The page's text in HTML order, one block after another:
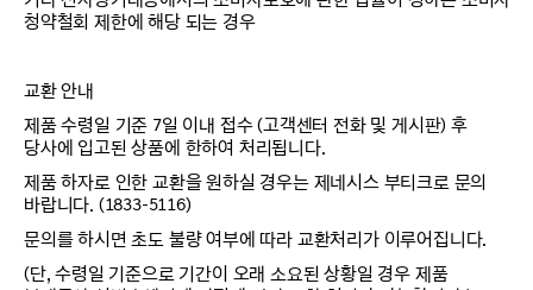
청약철회 제한에 해당 되는 경우
교환 안내
제품 수령일 기준 7일 이내 접수 (고객센터 전화 및 게시판) 후
당사에 입고된 상품에 한하여 처리됩니다.
제품 하자로 인한 교환을 원하실 경우는 제네시스 부티크로 문의
바랍니다. (1833-5116)
문의를 하시면 초도 불량 여부에 따라 교환처리가 이루어집니다.
(단, 수령일 기준으로 기간이 오래 소요된 상황일 경우 제품